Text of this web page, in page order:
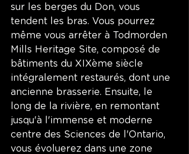
sur les berges du Don, vous
tendent les bras. Vous pourrez
même vous arrêter à Todmorden
Mills Heritage Site, composé de
bâtiments du XIXème siècle
intégralement restaurés, dont une
ancienne brasserie. Ensuite, le
long de la rivière, en remontant
jusqu'à l'immense et moderne
centre des Sciences de l'Ontario,
vous évoluerez dans une zone